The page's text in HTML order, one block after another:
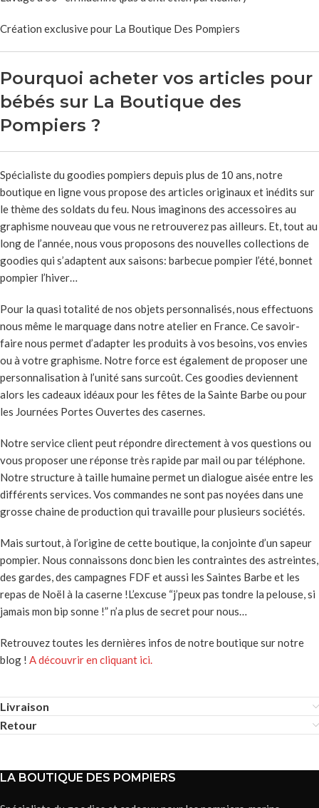
Création exclusive pour La Boutique Des Pompiers
Pourquoi acheter vos articles pour
bébés sur La Boutique des
Pompiers ?
Spécialiste du goodies pompiers depuis plus de 10 ans, notre
boutique en ligne vous propose des articles originaux et inédits sur
le thème des soldats du feu. Nous imaginons des accessoires au
graphisme nouveau que vous ne retrouverez pas ailleurs. Et, tout au
long de l’année, nous vous proposons des nouvelles collections de
goodies qui s’adaptent aux saisons: barbecue pompier l’été, bonnet
pompier l’hiver…
Pour la quasi totalité de nos objets personnalisés, nous effectuons
nous même le marquage dans notre atelier en France. Ce savoir-
faire nous permet d’adapter les produits à vos besoins, vos envies
ou à votre graphisme. Notre force est également de proposer une
personnalisation à l’unité sans surcoût. Ces goodies deviennent
alors les cadeaux idéaux pour les fêtes de la Sainte Barbe ou pour
les Journées Portes Ouvertes des casernes.
Notre service client peut répondre directement à vos questions ou
vous proposer une réponse très rapide par mail ou par téléphone.
Notre structure à taille humaine permet un dialogue aisée entre les
différents services. Vos commandes ne sont pas noyées dans une
grosse chaine de production qui travaille pour plusieurs sociétés.
Mais surtout, à l’origine de cette boutique, la conjointe d’un sapeur
pompier. Nous connaissons donc bien les contraintes des astreintes,
des gardes, des campagnes FDF et aussi les Saintes Barbe et les
repas de Noël à la caserne !L’excuse “j’peux pas tondre la pelouse, si
jamais mon bip sonne !” n’a plus de secret pour nous…
Retrouvez toutes les dernières infos de notre boutique sur notre
blog ! A découvrir en cliquant ici.
Livraison
Retour
LA BOUTIQUE DES POMPIERS